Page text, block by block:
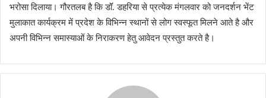
भरोसा दिलाया। गौरतलब है कि डॉॅ. डहरिया से प्रत्येक मंगलवार को जनदर्शन भेंट
मुलाकात कार्यक्रम में प्रदेश के विभिन्न स्थानों से लोग स्वस्फूत मिलने आते है और
अपनी विभिन्न समास्याओं के निराकरण हेतु आवेदन प्रस्तुत करते है।